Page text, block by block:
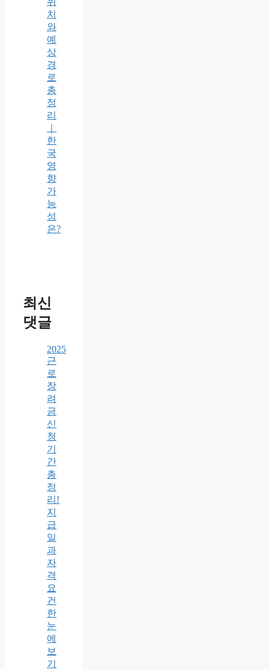
치
와
예
상
경
로
총
정
리
한
국
영
향
가
능
성
은?
최신
댓글
2025
근
로
장
려
금
신
청
기
간
총
정
리!
지
급
일
과
자
격
요
건
한
눈
에
보
기